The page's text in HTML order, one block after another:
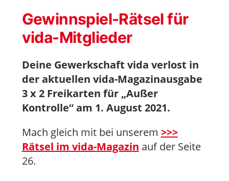
Gewinnspiel-Rätsel für
vida-Mitglieder
Deine Gewerkschaft vida verlost in
der aktuellen vida-Magazinausgabe
3 x 2 Freikarten für „Außer
Kontrolle“ am 1. August 2021.
Mach gleich mit bei unserem >>>
Rätsel im vida-Magazin auf der Seite
26.